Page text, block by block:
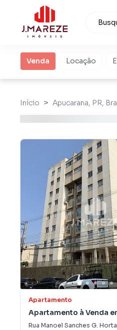
Venda Locação
Início Apucarana, PR,
Apartamento
Apartamento à Venda
Rua Manoel Sanches G. Horta